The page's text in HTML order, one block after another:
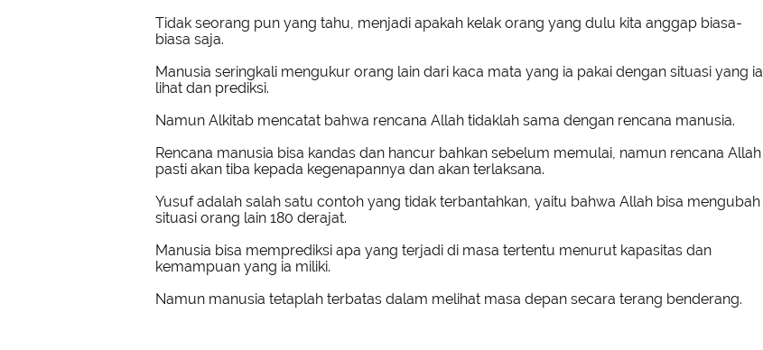
Tidak seorang pun yang tahu, menjadi apakah kelak orang yang dulu kita anggap biasa-
biasa saja.
Manusia seringkali mengukur orang lain dari kaca mata yang ia pakai dengan situasi yang ia
lihat dan prediksi.
Namun Alkitab mencatat bahwa rencana Allah tidaklah sama dengan rencana manusia.
Rencana manusia bisa kandas dan hancur bahkan sebelum memulai, namun rencana Allah
pasti akan tiba kepada kegenapannya dan akan terlaksana.
Yusuf adalah salah satu contoh yang tidak terbantahkan, yaitu bahwa Allah bisa mengubah
situasi orang lain 180 derajat.
Manusia bisa memprediksi apa yang terjadi di masa tertentu menurut kapasitas dan
kemampuan yang ia miliki.
Namun manusia tetaplah terbatas dalam melihat masa depan secara terang benderang.